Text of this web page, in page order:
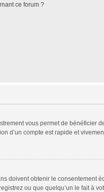
ce forum ?
vous permet de bénéficier
d’un compte est rapide et
doivent obtenir le consentement
ou que quelqu’un le fait à